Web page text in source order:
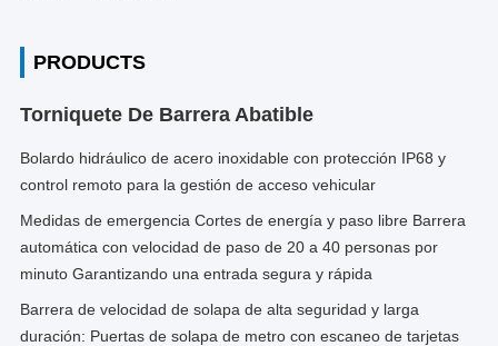
PRODUCTS
Torniquete De Barrera Abatible
Bolardo hidráulico de acero inoxidable con protección IP68 y
control remoto para la gestión de acceso vehicular
Medidas de emergencia Cortes de energía y paso libre Barrera
automática con velocidad de paso de 20 a 40 personas por
minuto Garantizando una entrada segura y rápida
Barrera de velocidad de solapa de alta seguridad y larga
duración: Puertas de solapa de metro con escaneo de tarjetas